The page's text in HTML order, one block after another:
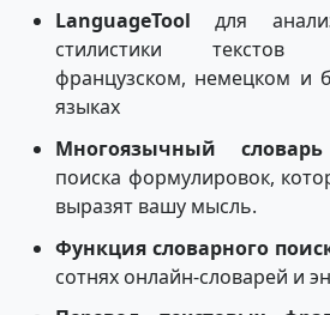
LanguageTool для
стилистики текстов
французском, немецком и
языках
Многоязычный
поиска формулировок,
выразят вашу мысль.
Функция словарного
сотнях онлайн-словарей и